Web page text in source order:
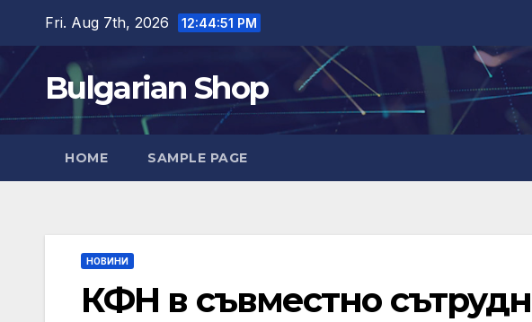
content
Fri. Aug 7th, 2026 12:44:52 PM
Bulgarian Shop
HOME SAMPLE PAGE
НОВИНИ
КФН в съвместно